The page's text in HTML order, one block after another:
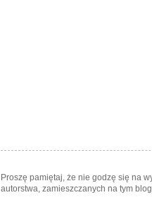
Proszę pamiętaj, że nie godzę się na
autorstwa, zamieszczanych na tym